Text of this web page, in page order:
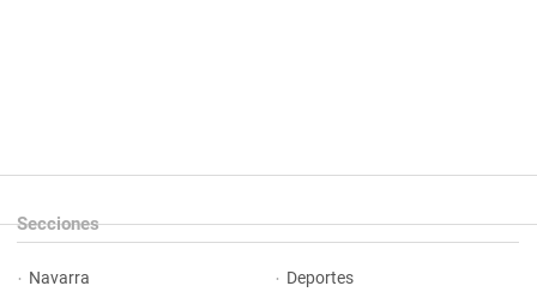
Secciones
Navarra Deportes